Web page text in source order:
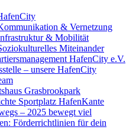
& Vernetzung
& Mobilität
Miteinander
HafenCity e.V.
– unsere HafenCity
Grasbrookpark
Sportplatz HafenKante
– 2025 bewegt viel
Förderrichtlinien für dein